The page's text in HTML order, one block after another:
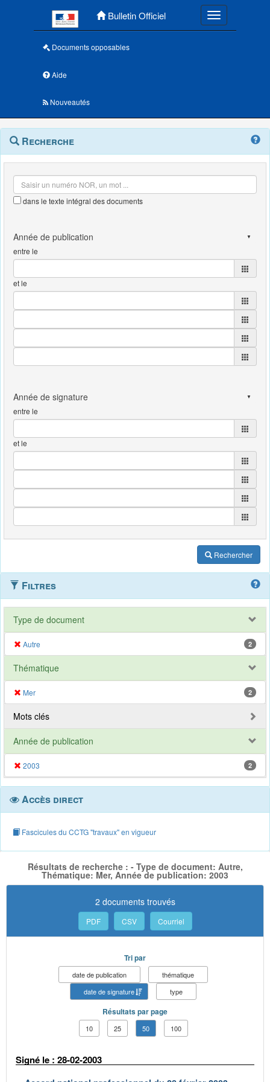
Bulletin Officiel Toggle
Documents opposables
Aide
Nouveautés
Navigation
outils
Menu
contextuel
Recherche
dans le texte intégral des documents
entre le
et le
entre le
et le
Rechercher
Filtres
Type de document
Autre 2
Thématique
Mer 2
Mots clés
Année de publication
2003 2
Accès direct
Fascicules du CCTG "travaux" en vigueur
Résultats de recherche : - Type de document: Autre,
Thématique: Mer, Année de publication: 2003
2 documents trouvés
PDF CSV Courriel
Tri par
date de publication
thématique
date de signature
type
Résultats par page
10 25 50 100
Signé le : 28-02-2003